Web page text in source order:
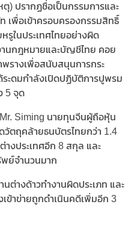
ตุ) ปรากฏชื่อเป็นกรรมการและ
พื่อเข้าครอบครองกรรมสิทธิ์
ในประเทศไทยอย่างผิด
นกฎหมายและบัญชีไทย คอย
พรางเพื่อสนับสนุนการกระ
ระดมกำลังเปิดปฏิบัติการปูพรม
5 จุด
Siming นายทุนจีนผู้ถือหุ้น
วัตถุคล้ายธนบัตรไทยกว่า 1.4
งประเทศอีก 8 สกุล และ
ย์จำนวนมาก
ต่างด้าวทำงานผิดประเภท และ
ข้าข่ายถูกดำเนินคดีเพิ่มอีก 3